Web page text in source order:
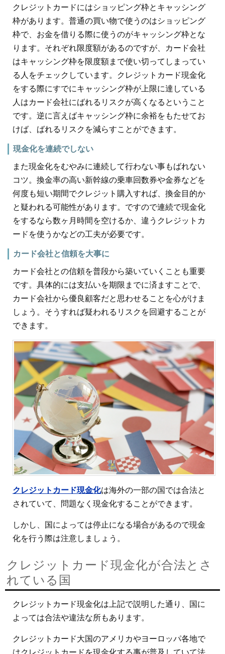
クレジットカードにはショッピング枠とキャッシング
枠があります。普通の買い物で使うのはショッピング
枠で、お金を借りる際に使うのがキャッシング枠とな
ります。それぞれ限度額があるのですが、カード会社
はキャッシング枠を限度額まで使い切ってしまってい
る人をチェックしています。クレジットカード現金化
をする際にすでにキャッシング枠が上限に達している
人はカード会社にばれるリスクが高くなるということ
です。逆に言えばキャッシング枠に余裕をもたせてお
けば、ばれるリスクを減らすことができます。
現金化を連続でしない
また現金化をむやみに連続して行わない事もばれない
コツ。換金率の高い新幹線の乗車回数券や金券などを
何度も短い期間でクレジット購入すれば、換金目的か
と疑われる可能性があります。ですので連続で現金化
をするなら数ヶ月時間を空けるか、違うクレジットカ
ードを使うかなどの工夫が必要です。
カード会社と信頼を大事に
カード会社との信頼を普段から築いていくことも重要
です。具体的には支払いを期限までに済ますことで、
カード会社から優良顧客だと思わせることを心がけま
しょう。そうすれば疑われるリスクを回避することが
できます。
クレジットカード現金化は海外の一部の国では合法と
されていて、問題なく現金化することができます。
しかし、国によっては停止になる場合があるので現金
化を行う際は注意しましょう。
クレジットカード現金化が合法とさ
れている国
クレジットカード現金化は上記で説明した通り、国に
よっては合法や違法な所もあります。
クレジットカード大国のアメリカやヨーロッパ各地で
はクレジットカードを現金化する事が普及していて法